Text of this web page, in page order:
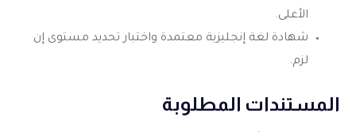
الأعلى.
شهادة لغة إنجليزية معتمدة واختبار تحديد مستوى إن
لزم.
المستندات المطلوبة